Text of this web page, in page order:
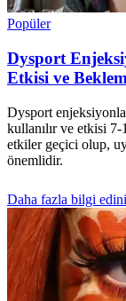
Popüler
Dysport
Etkisi ve
Dysport
kullanılır ve etkisi 7-
etkiler geçici olup,
önemlidir.
Daha fazla bilgi